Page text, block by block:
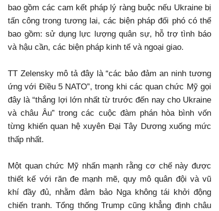
bao gồm các cam kết pháp lý ràng buộc nếu Ukraine bị
tấn công trong tương lai, các biện pháp đối phó có thể
bao gồm: sử dụng lực lượng quân sự, hỗ trợ tình báo
và hậu cần, các biện pháp kinh tế và ngoại giao.
TT Zelensky mô tả đây là “các bảo đảm an ninh tương
ứng với Điều 5 NATO”, trong khi các quan chức Mỹ gọi
đây là “thắng lợi lớn nhất từ trước đến nay cho Ukraine
và châu Âu” trong các cuộc đàm phán hòa bình vốn
từng khiến quan hệ xuyên Đại Tây Dương xuống mức
thấp nhất.
Một quan chức Mỹ nhấn mạnh rằng cơ chế này được
thiết kế với răn đe mạnh mẽ, quy mô quân đội và vũ
khí đầy đủ, nhằm đảm bảo Nga không tái khởi động
chiến tranh. Tổng thống Trump cũng khẳng định châu